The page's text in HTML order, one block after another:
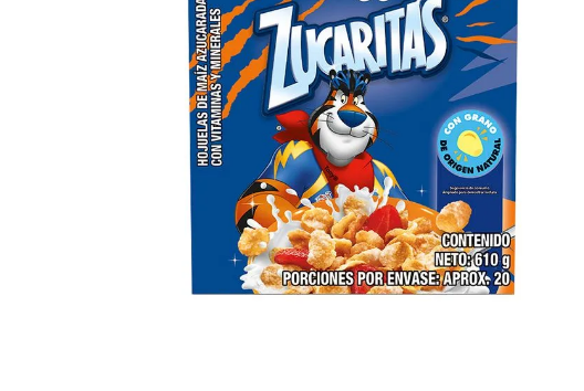
lácteos y refrigerados
vinos y licores
Mantequilla